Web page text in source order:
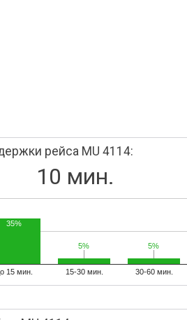
рейса MU 4114:
10 мин.
15 мин. 15-30 мин. 30-60 мин.
35%
5%
5% 5%
5%